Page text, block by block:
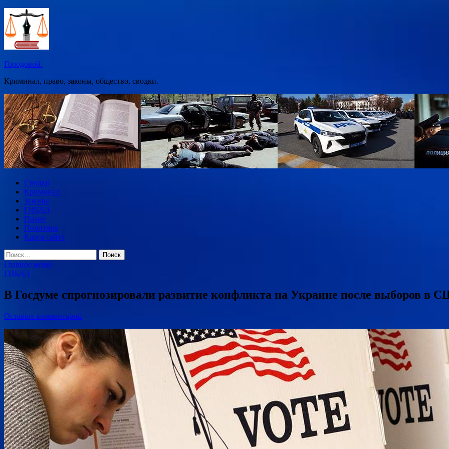
Перейти
содержимому
Городовой.
Криминал, право, законы, общество, сводки.
Сводки
Криминал
Законы
ГИБДД
Право
Политика
Карта сайта
Найти:
Главное меню
ГИБДД
В Госдуме спрогнозировали развитие конфликта на Украине после выборов в
Оставьте комментарий